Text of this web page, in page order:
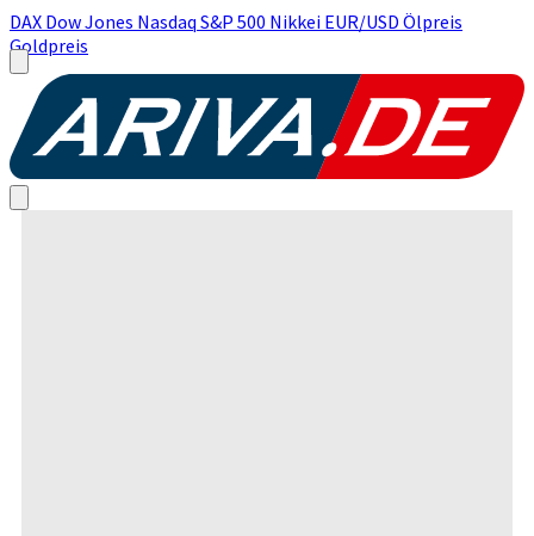
DAX Dow Jones Nasdaq S&P 500 Nikkei EUR/USD Ölpreis
Goldpreis